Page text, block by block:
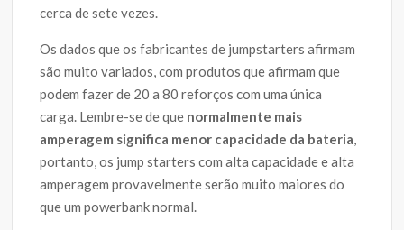
cerca de sete vezes.
Os dados que os fabricantes de jumpstarters afirmam
são muito variados, com produtos que afirmam que
podem fazer de 20 a 80reforços com uma única
carga. Lembre-se de que normalmente mais
amperagem significa menor capacidade da bateria,
portanto, os jump starters com alta capacidade e alta
amperagem provavelmente serão muito maiores do
que um powerbank normal.